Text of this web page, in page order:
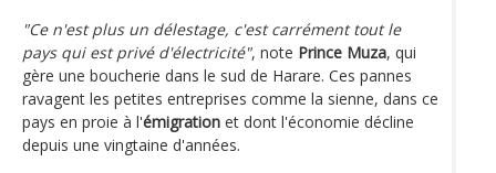
"Ce n'est plus un délestage, c'est carrément tout le
pays qui est privé d'électricité", note Prince Muza, qui
gère une boucherie dans le sud de Harare. Ces pannes
ravagent les petites entreprises comme la sienne, dans ce
pays en proie à l'émigration et dont l'économie décline
depuis une vingtaine d'années.